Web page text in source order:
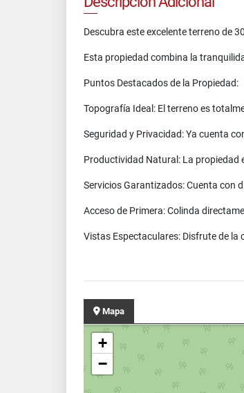
Descubra este excelente terreno de
Esta propiedad combina la
Puntos Destacados de la Propiedad:
Topografía Ideal: El terreno es
Seguridad y Privacidad: Ya cuenta
Productividad Natural: La propiedad
Servicios Garantizados: Cuenta con
Acceso de Primera: Colinda
Vistas Espectaculares: Disfrute de
Mapa
+
−